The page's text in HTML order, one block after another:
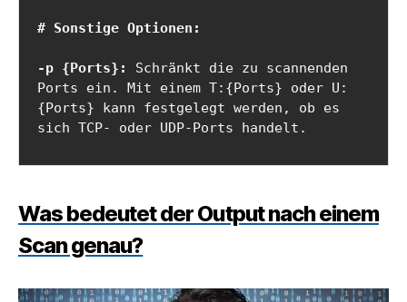
-p {Ports}:
Schränkt die zu scannenden
Ports ein. Mit einem T:{Ports} oder U:
{Ports} kann festgelegt werden, ob es
sich TCP- oder UDP-Ports handelt.
Was bedeutet der Output nach einem
Scan genau?